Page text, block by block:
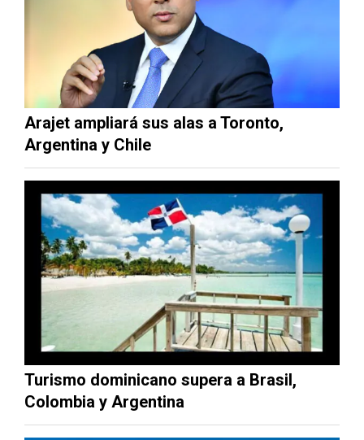
Arajet ampliará sus alas a Toronto,
Argentina y Chile
Turismo dominicano supera a Brasil,
Colombia y Argentina